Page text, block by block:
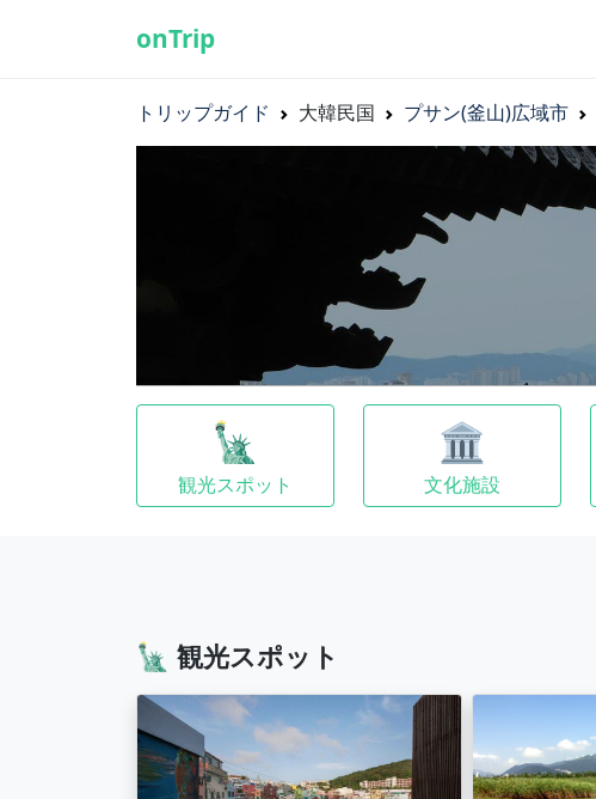
onTrip
トリップガイド 大韓民国 プサン(釜山)広域市
🗽
観光スポット
🏛
文化施設
🗽 観光スポット